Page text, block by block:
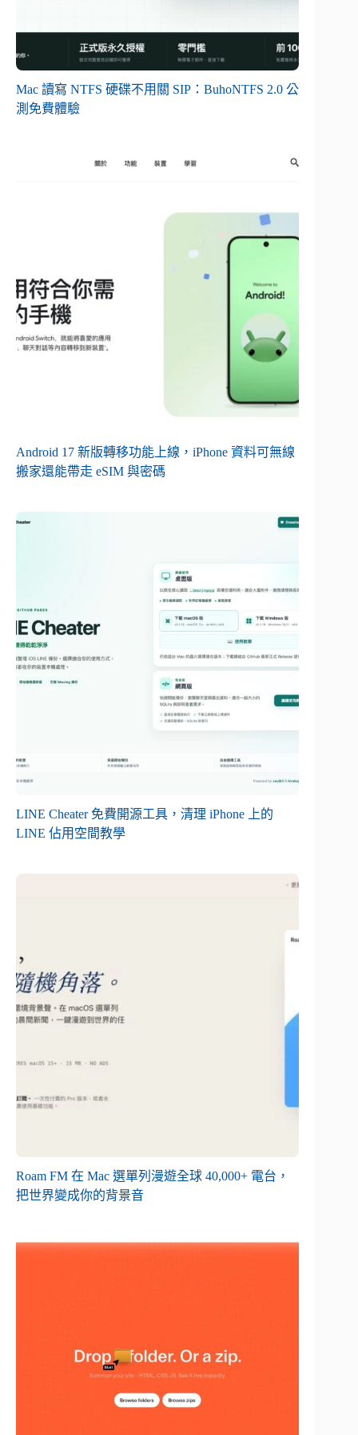
Mac 讀寫 NTFS 硬碟不用關 SIP：BuhoNTFS 2.0 公
測免費體驗
Android 17 新版轉移功能上線，iPhone 資料可無線
搬家還能帶走 eSIM 與密碼
LINE Cheater 免費開源工具，清理 iPhone 上的
LINE 佔用空間教學
Roam FM 在 Mac 選單列漫遊全球 40,000+ 電台，
把世界變成你的背景音